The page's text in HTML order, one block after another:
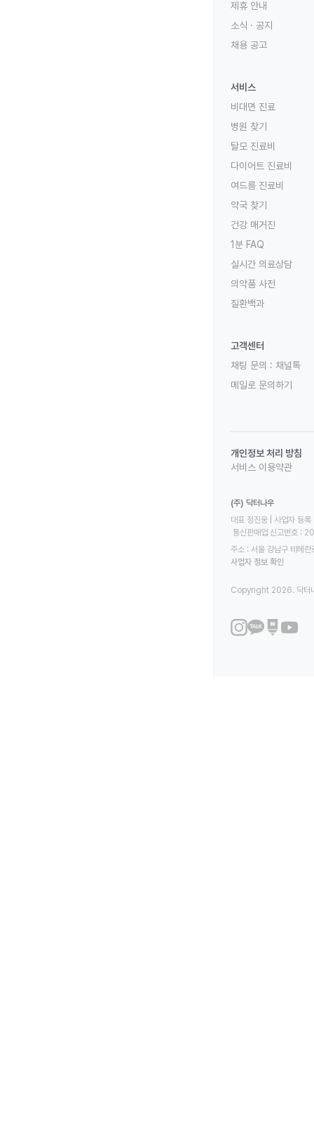
제휴 안내
소식 · 공지
채용 공고
서비스
비대면 진료
병원 찾기
탈모 진료비
다이어트 진료비
여드름 진료비
약국 찾기
건강 매거진
1분 FAQ
실시간 의료상담
의약품 사전
질환백과
고객센터
채팅 문의 : 채널톡
메일로 문의하기
개인정보 처리 방침
서비스 이용약관
(주) 닥터나우
대표 정진웅 | 사업자
통신판매업 신고번호
주소 : 서울 강남구 테헤
사업자 정보 확인
Copyright 2026. 닥터